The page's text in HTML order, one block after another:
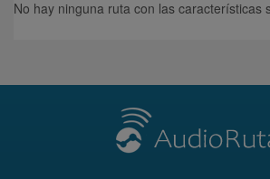
No hay ninguna ruta con las características